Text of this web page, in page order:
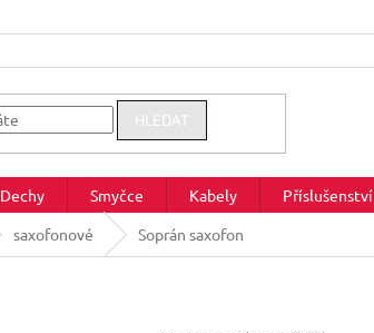
HLEDAT
Dechy Smyčce Kabely Příslušenství
saxofonové Soprán saxofon